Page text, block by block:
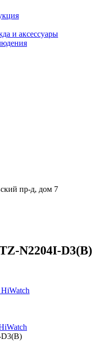
и аксессуары
пр-д, дом 7
N2204I-D3(B)
D3(B)